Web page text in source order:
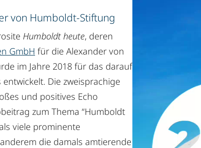
von Humboldt-Stiftung
Humboldt heute, deren
GmbH für die Alexander von
im Jahre 2018 für das darauf
Die zweisprachige
und positives Echo
zum Thema “Humboldt
viele prominente
die damals amtierende